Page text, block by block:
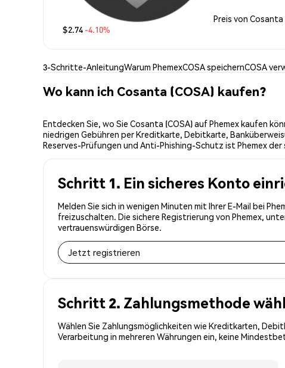
Preis von Cosanta
$2.74 -4.10%
3-Schritte-AnleitungWarum PhemexCOSA speichernCOSA
Wo kann ich Cosanta (COSA) kaufen?
Entdecken Sie, wo Sie Cosanta (COSA) auf Phemex kaufen
niedrigen Gebühren per Kreditkarte, Debitkarte,
Reserves-Prüfungen und Anti-Phishing-Schutz ist Phemex
Schritt 1. Ein sicheres Konto
Melden Sie sich in wenigen Minuten mit Ihrer E-Mail bei
freizuschalten. Die sichere Registrierung von Phemex,
vertrauenswürdigen Börse.
Jetzt registrieren
Schritt 2. Zahlungsmethode
Wählen Sie Zahlungsmöglichkeiten wie Kreditkarten,
Verarbeitung in mehreren Währungen ein, keine